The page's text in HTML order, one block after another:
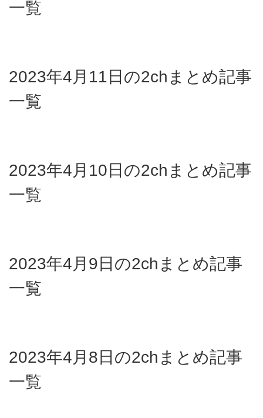
一覧
2023年4月11日の2chまとめ記事
一覧
2023年4月10日の2chまとめ記事
一覧
2023年4月9日の2chまとめ記事
一覧
2023年4月8日の2chまとめ記事
一覧